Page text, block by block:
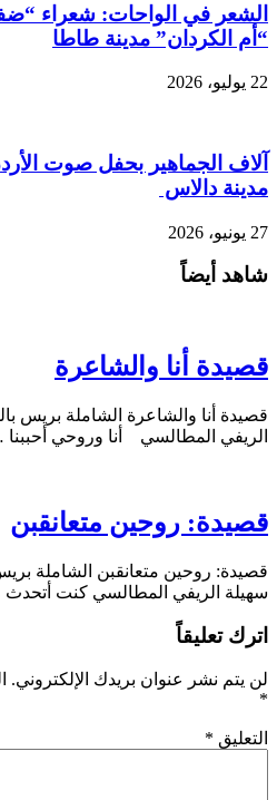
الشعر في الواحات: شعراء
“أم الكردان” مدينة طاطا
22 يوليو، 2026
آلاف الجماهير بحفل صوت
مدينة دالاس
27 يونيو، 2026
شاهد أيضاً
قصيدة أنا والشاعرة
قصيدة أنا والشاعرة الشاملة بريس
الريفي المطالسي أنا وروحي
قصيدة: روحين متعانقبن
قصيدة: روحين متعانقبن الشاملة
سهيلة الريفي المطالسي كنت
اترك تعليقاً
لن يتم نشر عنوان بريدك الإلكتروني.
*
التعليق *